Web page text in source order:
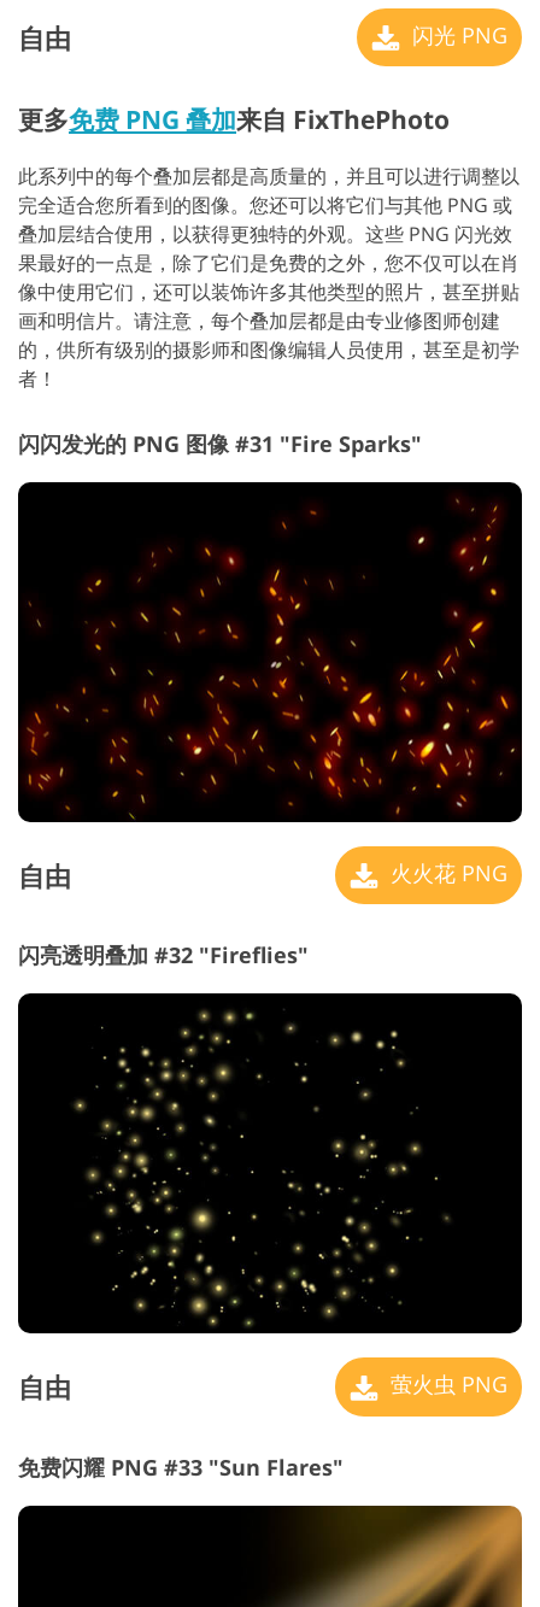
自由 闪光 PNG
更多免费 PNG 叠加来自 FixThePhoto
此系列中的每个叠加层都是高质量的，并且可以进行调整以
完全适合您所看到的图像。您还可以将它们与其他 PNG 或
叠加层结合使用，以获得更独特的外观。这些 PNG 闪光效
果最好的一点是，除了它们是免费的之外，您不仅可以在肖
像中使用它们，还可以装饰许多其他类型的照片，甚至拼贴
画和明信片。请注意，每个叠加层都是由专业修图师创建
的，供所有级别的摄影师和图像编辑人员使用，甚至是初学
者！
闪闪发光的 PNG 图像 #31 "Fire Sparks"
自由 火火花 PNG
闪亮透明叠加 #32 "Fireflies"
自由 萤火虫 PNG
免费闪耀 PNG #33 "Sun Flares"